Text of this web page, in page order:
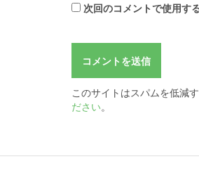
次回のコメントで使用す
このサイトはスパムを低減
ださい。